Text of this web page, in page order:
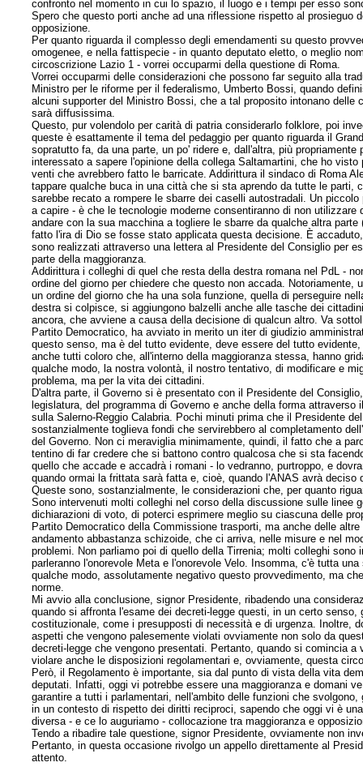
confronto nel momento in cui lo spazio, il luogo e i tempi per esso
Spero che questo porti anche ad una riflessione rispetto al prosieguo
opposizione.
Per quanto riguarda il complesso degli emendamenti su questo
omogenee, e nella fattispecie - in quanto deputato eletto, o meglio
circoscrizione Lazio 1 - vorrei occuparmi della questione di Roma.
Vorrei occuparmi delle considerazioni che possono far seguito alla
Ministro per le riforme per il federalismo, Umberto Bossi, quando
alcuni supporter del Ministro Bossi, che a tal proposito intonano
sarà diffusissima.
Questo, pur volendolo per carità di patria considerarlo folklore, poi
queste è esattamente il tema del pedaggio per quanto riguarda il
sopratutto fa, da una parte, un po' ridere e, dall'altra, più
interessato a sapere l'opinione della collega Saltamartini, che ho
venti che avrebbero fatto le barricate. Addirittura il sindaco di Roma
tappare qualche buca in una città che si sta aprendo da tutte le
sarebbe recato a rompere le sbarre dei caselli autostradali. Un
a capire - è che le tecnologie moderne consentiranno di non
andare con la sua macchina a togliere le sbarre da qualche altra
fatto l'ira di Dio se fosse stato applicata questa decisione. È
sono realizzati attraverso una lettera al Presidente del Consiglio per
parte della maggioranza.
Addirittura i colleghi di quel che resta della destra romana nel PdL -
ordinedel giorno per chiedere che questo non accada.
un ordine del giorno che ha una sola funzione, quella di perseguire
destra si colpisce, si aggiungono balzelli anche alle tasche dei
ancora, che avviene a causa della decisione di qualcun altro. Va
Partito Democratico, ha avviato in merito un iter di giudizio
questo senso, ma è del tutto evidente, deve essere del tutto
anche tutti coloro che, all'interno della maggioranza stessa, hanno
qualche modo, la nostra volontà, il nostro tentativo, di modificare e
problema, ma per la vita dei cittadini.
D'altra parte, il Governo si è presentato con il Presidente del
legislatura, del programma di Governo e anche della forma
sulla Salerno-Reggio Calabria. Pochi minuti prima che il Presidente
sostanzialmente toglieva fondi che servirebbero al completamento
del Governo. Non ci meraviglia minimamente, quindi, il fatto che a
tentino di far credere che si battono contro qualcosa che si sta
quello che accade e accadrà i romani - lo vedranno, purtroppo, e
quando ormai la frittata sarà fatta e, cioè, quando l'ANAS avrà
Queste sono, sostanzialmente, le considerazioni che, per quanto
Sono intervenuti molti colleghi nel corso della discussione sulle linee
dichiarazioni di voto, di poterci esprimere meglio su ciascuna delle
Partito Democratico della Commissione trasporti, ma anche delle
andamento abbastanza schizoide, che ci arriva, nelle misure e nel
problemi. Non parliamo poi di quello della Tirrenia; molti colleghi
parleranno l'onorevole Meta e l'onorevole Velo. Insomma, c'è tutta
qualche modo, assolutamente negativo questo provvedimento, ma
norme.
Mi avvio alla conclusione, signor Presidente, ribadendo una
quando si affronta l'esame dei decreti-legge questi, in un certo
costituzionale, come i presupposti di necessità e di urgenza. Inoltre,
aspetti che vengono palesemente violatiovviamente non solo da
decreti-legge che vengono presentati. Pertanto, quando si comincia
violare anche le disposizioni regolamentari e, ovviamente, questa
Però, il Regolamento è importante, sia dal punto di vista della vita
deputati. Infatti, oggi vi potrebbe essere una maggioranza e domani
garantire a tutti i parlamentari, nell'ambito delle funzioni che
in un contesto di rispetto dei diritti reciproci, sapendo che oggi vi è
diversa - e ce lo auguriamo - collocazione tra maggioranza e
Tendo a ribadire tale questione, signor Presidente, ovviamente non
Pertanto, in questa occasione rivolgo un appello direttamente al
attento.